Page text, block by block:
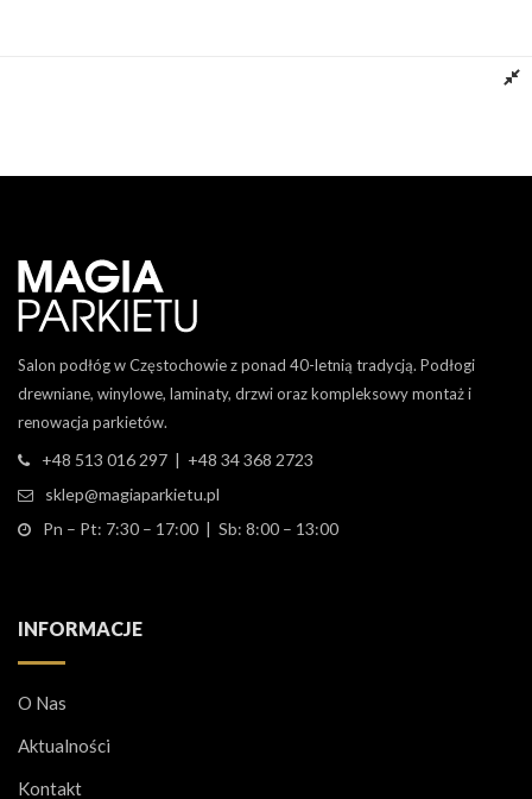
Salon podłóg w Częstochowie z ponad 40-letnią tradycją. Podłogi
drewniane, winylowe, laminaty, drzwi oraz kompleksowy montaż i
renowacja parkietów.
+48 513 016 297 | +48 34 368 2723
sklep@magiaparkietu.pl
Pn – Pt: 7:30 – 17:00 | Sb: 8:00 – 13:00
INFORMACJE
O Nas
Aktualności
Kontakt